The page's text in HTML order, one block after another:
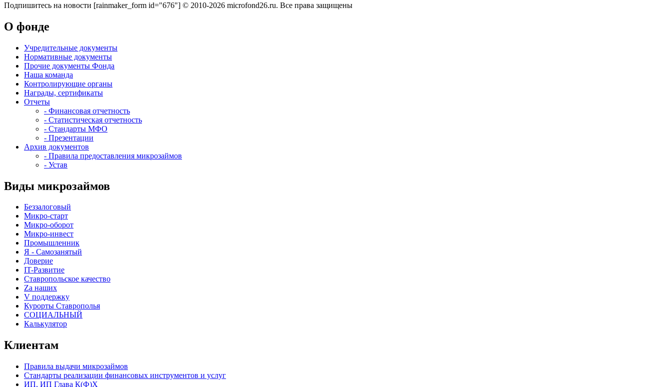
Подпишитесь на новости [rainmaker_form id="676"] © 2010-2026 microfond26.ru. Все права защищены
О фонде
Учредительные документы
Нормативные документы
Прочие документы Фонда
Наша команда
Контролирующие органы
Награды, сертификаты
Отчеты
- Финансовая отчетность
- Статистическая отчетность
- Стандарты МФО
- Презентации
Архив документов
- Правила предоставления микрозаймов
- Устав
Виды микрозаймов
Беззалоговый
Микро-старт
Микро-оборот
Микро-инвест
Промышленник
Я - Самозанятый
Доверие
IT-Развитие
Ставропольское качество
Za наших
V поддержку
Курорты Ставрополья
СОЦИАЛЬНЫЙ
Калькулятор
Клиентам
Правила выдачи микрозаймов
Стандарты реализации финансовых инструментов и услуг
ИП, ИП Глава К(Ф)Х